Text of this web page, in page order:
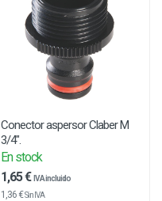
Conector aspersor Claber M
3/4".
En stock
1,65 € IVA incluido
1,36 €Sin IVA